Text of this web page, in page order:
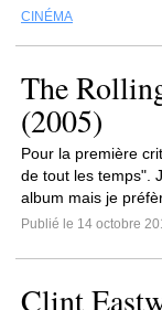
CINÉMA
The
(2005)
Pour la première
de tout les temps".
album mais je
Publié le 14 octobre
Clint